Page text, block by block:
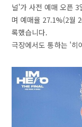
널'가 사전 예매 오픈
며 예매율 27.1%(2월
록했습니다.
극장에서도 통하는 '히